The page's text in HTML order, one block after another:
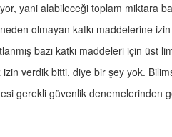
yani alabileceği toplam miktara
olmayan katkı maddelerine izin
bazı katkı maddeleri için
izin verdik bitti, diye bir şey yok.
gerekli güvenlik